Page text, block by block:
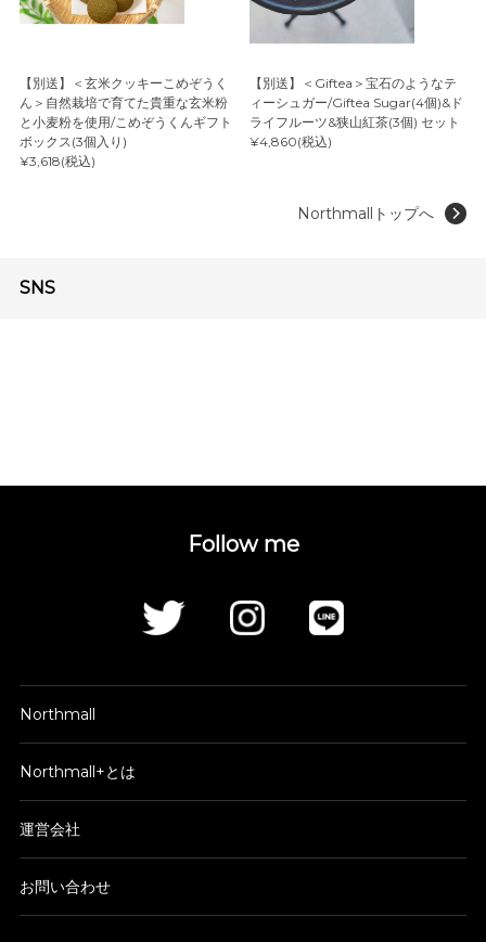
【別送】＜玄米クッキーこめぞうく
ん＞自然栽培で育てた貴重な玄米粉
と小麦粉を使用/こめぞうくんギフト
ボックス(3個入り)
¥3,618(税込)
【別送】＜Giftea＞宝石のようなテ
ィーシュガー/Giftea Sugar(4個)&ド
ライフルーツ&狭山紅茶(3個) セット
¥4,860(税込)
Northmallトップへ
SNS
Follow me
Northmall
Northmall+とは
運営会社
お問い合わせ